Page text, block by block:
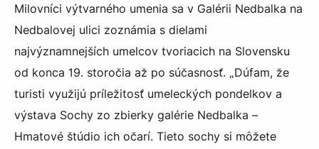
Milovníci výtvarného umenia sa v Galérii Nedbalka na
Nedbalovej ulici zoznámia s dielami
najvýznamnejších umelcov tvoriacich na Slovensku
od konca 19. storočia až po súčasnosť. „Dúfam, že
turisti využijú príležitosť umeleckých pondelkov a
výstava Sochy zo zbierky galérie Nedbalka –
Hmatové štúdio ich očarí. Tieto sochy si môžete